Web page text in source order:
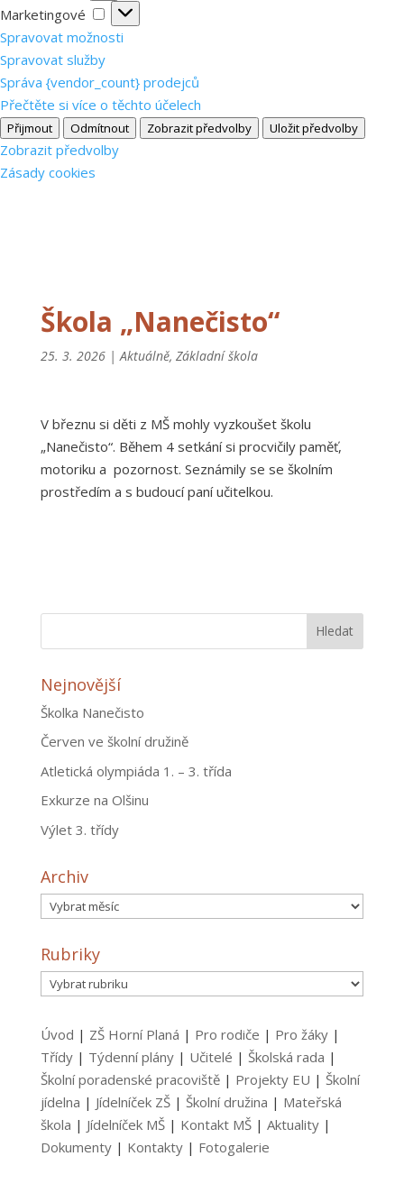
Marketingové
Marketingové
Spravovat možnosti
Spravovat služby
Správa {vendor_count} prodejců
Přečtěte si více o těchto účelech
Přijmout Odmítnout Zobrazit předvolby Uložit předvolby
Zobrazit předvolby
Zásady cookies
Škola „Nanečisto“
25. 3. 2026| Aktuálně, Základní škola
V březnu si děti z MŠ mohly vyzkoušet školu
„Nanečisto“. Během 4 setkání si procvičily paměť,
motoriku a pozornost. Seznámily se se školním
prostředím a s budoucí paní učitelkou.
Nejnovější
Školka Nanečisto
Červen ve školní družině
Atletická olympiáda 1. – 3. třída
Exkurze na Olšinu
Výlet 3. třídy
Archiv
Archiv
Rubriky
Rubriky
Úvod | ZŠ Horní Planá | Pro rodiče | Pro žáky|
Třídy| Týdenní plány| Učitelé | Školská rada |
Školní poradenské pracoviště| Projekty EU | Školní
jídelna | Jídelníček ZŠ| Školní družina | Mateřská
škola | Jídelníček MŠ| Kontakt MŠ| Aktuality|
Dokumenty| Kontakty| Fotogalerie